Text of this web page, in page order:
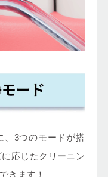
、3つのモードが搭
応じたクリーニン
きます！